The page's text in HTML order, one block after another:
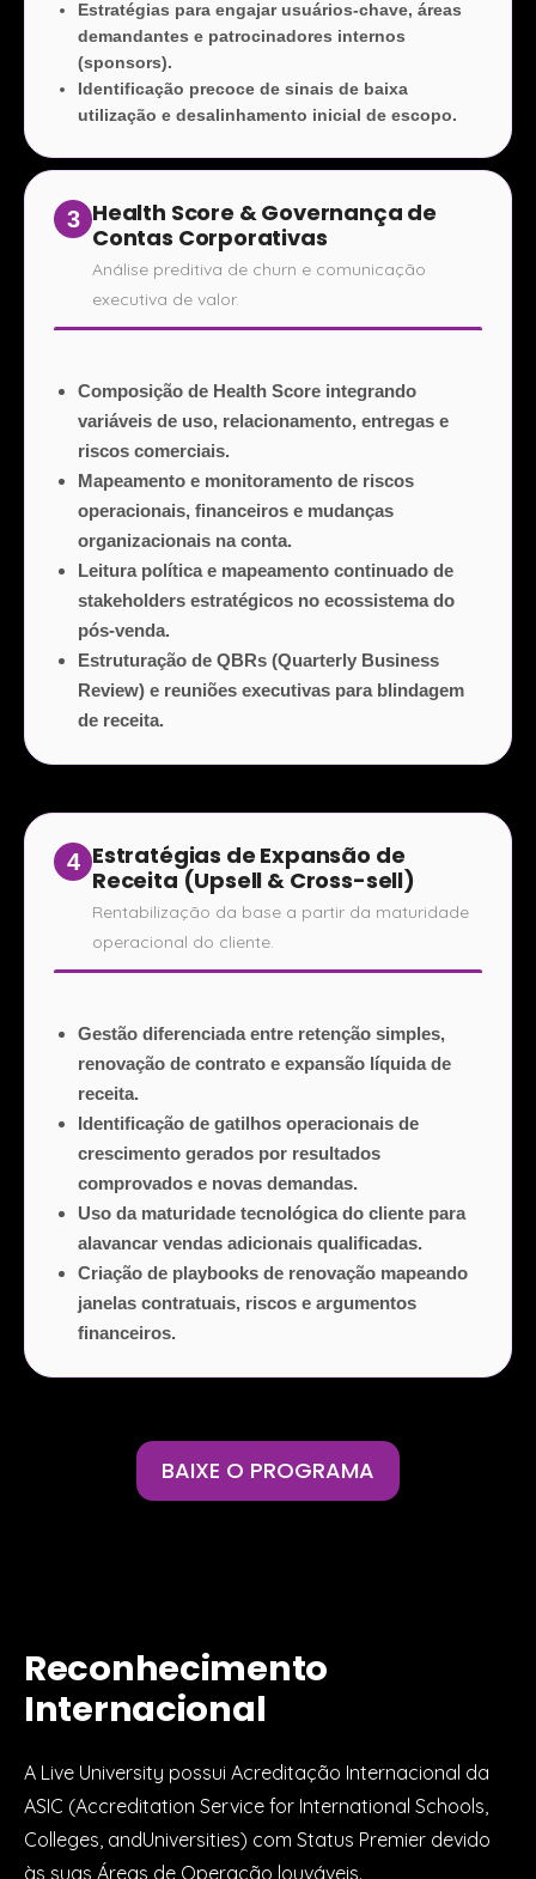
Estratégias para engajar usuários-chave, áreas
demandantes e patrocinadores internos
(sponsors).
Identificação precoce de sinais de baixa
utilização e desalinhamento inicial de escopo.
3 Health Score & Governança de
Contas Corporativas
Análise preditiva de churn e comunicação
executiva de valor.
Composição de Health Score integrando
variáveis de uso, relacionamento, entregas e
riscos comerciais.
Mapeamento e monitoramento de riscos
operacionais, financeiros e mudanças
organizacionais na conta.
Leitura política e mapeamento continuado de
stakeholders estratégicos no ecossistema do
pós-venda.
Estruturação de QBRs (Quarterly Business
Review) e reuniões executivas para blindagem
de receita.
4 Estratégias de Expansão de
Receita (Upsell & Cross-sell)
Rentabilização da base a partir da maturidade
operacional do cliente.
Gestão diferenciada entre retenção simples,
renovação de contrato e expansão líquida de
receita.
Identificação de gatilhos operacionais de
crescimento gerados por resultados
comprovados e novas demandas.
Uso da maturidade tecnológica do cliente para
alavancar vendas adicionais qualificadas.
Criação de playbooks de renovação mapeando
janelas contratuais, riscos e argumentos
financeiros.
BAIXE O PROGRAMA
Reconhecimento
Internacional
A Live University possui Acreditação Internacional da
ASIC (Accreditation Service for International Schools,
Colleges, andUniversities) com Status Premier devido
às suas Áreas de Operação louváveis.